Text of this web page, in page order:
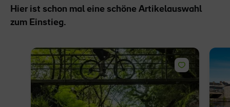
Hier ist schon mal eine schöne Artikelauswahl
zum Einstieg.